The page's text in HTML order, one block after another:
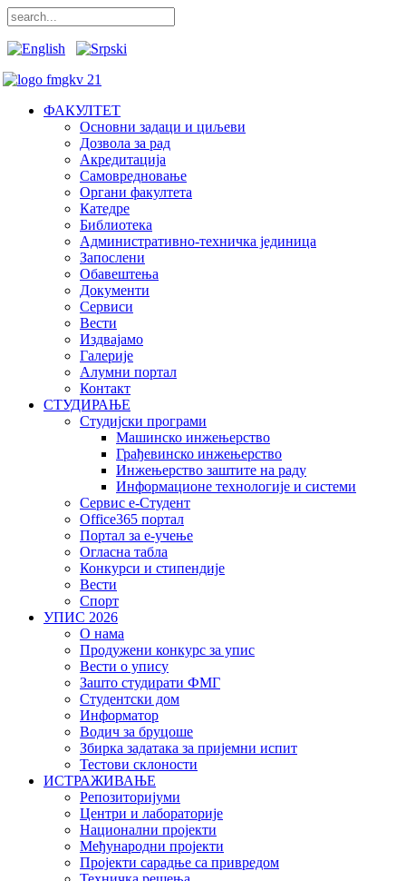
ФАКУЛТЕТ
Основни задаци и циљеви
Дозвола за рад
Акредитација
Самовредновање
Органи факултета
Катедре
Библиотека
Административно-техничка јединица
Запослени
Обавештења
Документи
Сервиси
Вести
Издвајамо
Галерије
Алумни портал
Контакт
СТУДИРАЊЕ
Студијски програми
Машинско инжењерство
Грађевинско инжењерство
Инжењерство заштите на раду
Информационе технологије и системи
Сервис е-Студент
Office365 портал
Портал за е-учење
Огласна табла
Конкурси и стипендије
Вести
Спорт
УПИС 2026
О нама
Продужени конкурс за упис
Вести о упису
Зашто студирати ФМГ
Студентски дом
Информатор
Водич за бруцоше
Збиркa задатака за пријемни испит
Тестови склоности
ИСТРАЖИВАЊЕ
Репозиторијуми
Центри и лабораторије
Национални пројекти
Међународни пројекти
Пројекти сарадње са привредом